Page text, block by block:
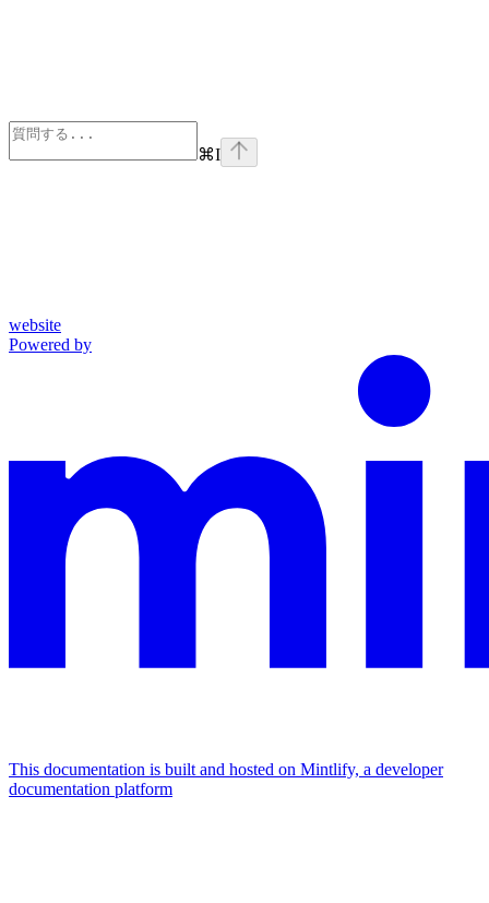
⌘I
website
Powered by
This documentation is built and hosted on Mintlify, a developer
documentation platform